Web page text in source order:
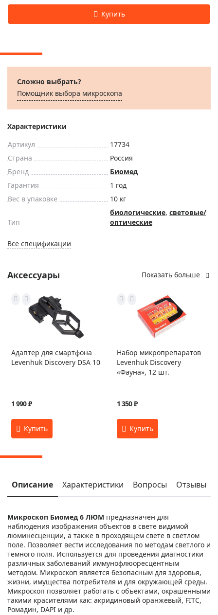
Сложно выбрать?
Помощник выбора микроскoпа
Характеристики
Артикул
17734
Страна
Россия
Бренд
Биомед
Гарантия
1 год
Вес в упаковке
10 кг
Тип
биологические, световые/
оптические
Все спецификации
Аксессуары Показать больше
Адаптер для смартфона
Levenhuk Discovery DSA 10
1 990 ₽
Набор микропрепаратов
Levenhuk Discovery
«Фауна», 12 шт.
1 350 ₽
Описание Характеристики Вопросы Отзывы
Микроскоп Биомед 6 ЛЮМ предназначен для
наблюдения изображения объектов в свете видимой
люминесценции, а также в проходящем свете в светлом
поле. Позволяет вести исследования по методам светлого и
темного поля. Используется для проведения диагностики
различных заболеваний иммунофлюоресцентным
методом. Микроскоп является безопасным для здоровья,
жизни, имущества потребителя и для окружающей среды.
Микроскоп позволяет работать с объектами, окрашенными
такими красителями как: акридиновый оранжевый, FITC,
Ромадин, DAPI и др.